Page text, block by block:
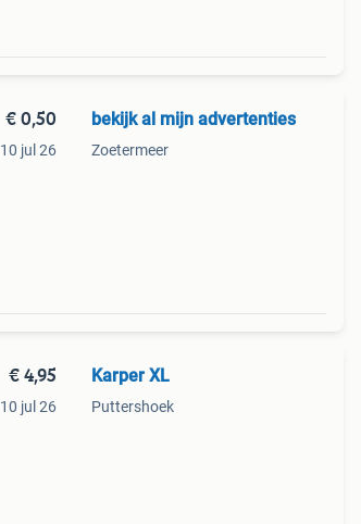
€ 0,50
10 jul 26
bekijk al mijn advertenties
Zoetermeer
€ 4,95
10 jul 26
Karper XL
Puttershoek